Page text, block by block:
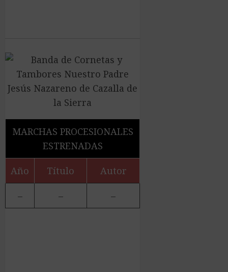
MARCHAS PROCESIONALES
ESTRENADAS
Año Título Autor
– – –